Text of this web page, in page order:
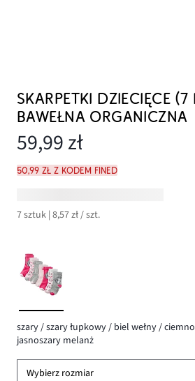
SKARPETKI DZIECIĘCE (7
BAWEŁNA ORGANICZNA
59,99 zł
50,99 zł z kodem FINED
7 sztuk | 8,57 zł / szt.
szary / szary łupkowy / biel wełny /
jasnoszary melanż
Wybierz rozmiar